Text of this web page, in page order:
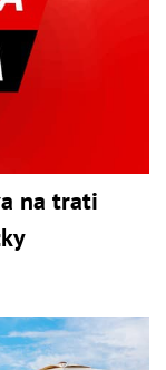
na trati